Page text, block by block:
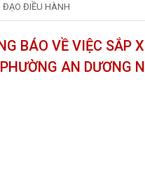
ĐẠO ĐIỀU HÀNH
BÁO VỀ VIỆC SẮP
AN DƯƠNG